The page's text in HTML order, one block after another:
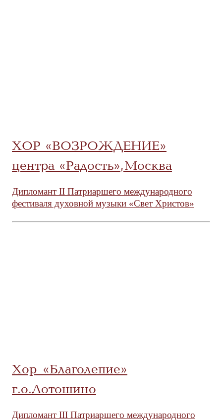
ХОР «ВОЗРОЖДЕНИЕ»
центра «Радость», Москва
Дипломант II Патриаршего международного
фестиваля духовной музыки «Свет Христов»
Хор «Благолепие»
г.о.Лотошино
Дипломант III Патриаршего международного